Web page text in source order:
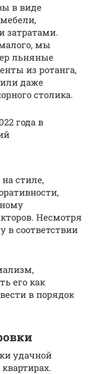
в виде
затратами.
мы
льняные
из ротанга,
даже
столика.
года в
стиле,
Несмотря
в соответствии
его как
в порядок
удачной